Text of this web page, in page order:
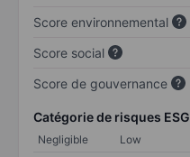
Score environnemental
Score social
Score de gouvernance
Catégorie de risques ESG
Negligible Low